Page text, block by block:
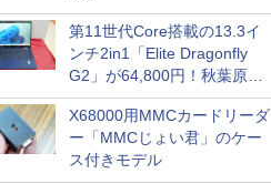
第11世代Core搭載の13.3イ
ンチ2in1「Elite Dragonfly
G2」が64,800円！秋葉原で
中古PCセール
X68000用MMCカードリーダ
ー「MMCじょい君」のケー
ス付きモデル